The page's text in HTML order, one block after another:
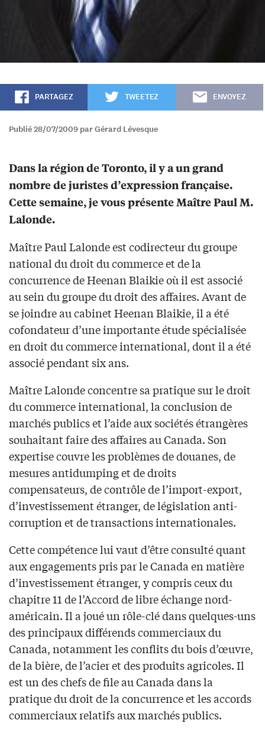
PARTAGEZ TWEETEZ ENVOYEZ
Publié 28/07/2009 par Gérard Lévesque
Dans la région de Toronto, il y a un grand
nombre de juristes d’expression française.
Cette semaine, je vous présente Maître Paul M.
Lalonde.
Maître Paul Lalonde est codirecteur du groupe
national du droit du commerce et de la
concurrence de Heenan Blaikie où il est associé
au sein du groupe du droit des affaires. Avant de
se joindre au cabinet Heenan Blaikie, il a été
cofondateur d’une importante étude spécialisée
en droit du commerce international, dont il a été
associé pendant six ans.
Maître Lalonde concentre sa pratique sur le droit
du commerce international, la conclusion de
marchés publics et l’aide aux sociétés étrangères
souhaitant faire des affaires au Canada. Son
expertise couvre les problèmes de douanes, de
mesures antidumping et de droits
compensateurs, de contrôle de l’import-export,
d’investissement étranger, de législation anti-
corruption et de transactions internationales.
Cette compétence lui vaut d’être consulté quant
aux engagements pris par le Canada en matière
d’investissement étranger, y compris ceux du
chapitre 11 de l’Accord de libre échange nord-
américain. Il a joué un rôle-clé dans quelques-uns
des principaux différends commerciaux du
Canada, notamment les conflits du bois d’œuvre,
de la bière, de l’acier et des produits agricoles. Il
est un des chefs de file au Canada dans la
pratique du droit de la concurrence et les accords
commerciaux relatifs aux marchés publics.